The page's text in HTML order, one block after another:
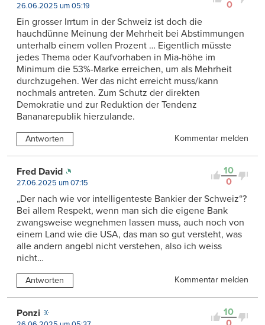
0
26.06.2025 um 05:19
Ein grosser Irrtum in der Schweiz ist doch die
hauchdünne Meinung der Mehrheit bei Abstimmungen
unterhalb einem vollen Prozent … Eigentlich müsste
jedes Thema oder Kaufvorhaben in Mia-höhe im
Minimum die 53%-Marke erreichen, um als Mehrheit
durchzugehen. Wer das nicht erreicht muss/kann
nochmals antreten. Zum Schutz der direkten
Demokratie und zur Reduktion der Tendenz
Bananarepublik hierzulande.
Antworten Kommentar melden
10
0
Fred David
27.06.2025 um 07:15
„Der nach wie vor intelligenteste Bankier der Schweiz“?
Bei allem Respekt, wenn man sich die eigene Bank
zwangsweise wegnehmen lassen muss, auch noch von
einem Land wie die USA, das man so gut versteht, was
alle andern angebl nicht verstehen, also ich weiss
nicht…
Antworten Kommentar melden
10
Ponzi